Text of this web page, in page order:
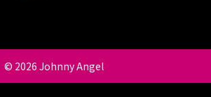
© 2026 Johnny Angel